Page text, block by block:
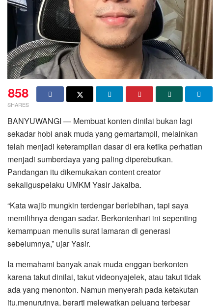
858
SHARES
BANYUWANGI — Membuat konten dinilai bukan lagi
sekadar hobi anak muda yang gemartampil, melainkan
telah menjadi keterampilan dasar di era ketika perhatian
menjadi sumberdaya yang paling diperebutkan.
Pandangan itu dikemukakan content creator
sekaliguspelaku UMKM Yasir Jakalba.
“Kata wajib mungkin terdengar berlebihan, tapi saya
memilihnya dengan sadar. Berkontenhari ini sepenting
kemampuan menulis surat lamaran di generasi
sebelumnya,” ujar Yasir.
Ia memahami banyak anak muda enggan berkonten
karena takut dinilai, takut videonyajelek, atau takut tidak
ada yang menonton. Namun menyerah pada ketakutan
itu,menurutnya, berarti melewatkan peluang terbesar